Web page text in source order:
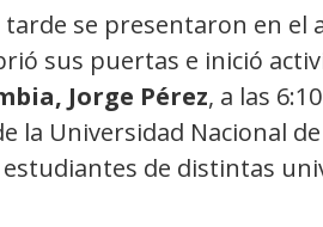
tarde se presentaron en
sus puertas e inició
Jorge Pérez, a las
la Universidad Nacional
de distintas